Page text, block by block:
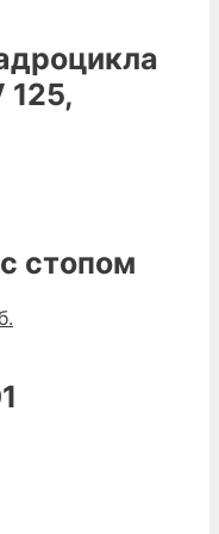
125,
стопом
руб..